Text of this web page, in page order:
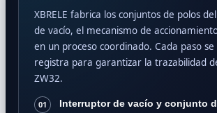
XBRELE fabrica los conjuntos de polos
de vacío, el mecanismo de
en un proceso coordinado. Cada paso
registra para garantizar la trazabilidad
ZW32.
01 Interruptor de vacío y conjunto